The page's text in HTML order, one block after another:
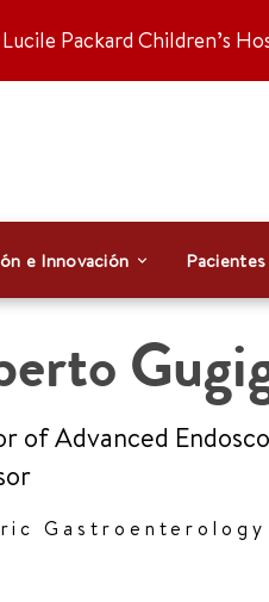
Packard Children’s
e Innovación
of Advanced
Gastroenterology